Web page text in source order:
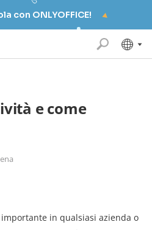
con ONLYOFFICE!
e come
in qualsiasi azienda o